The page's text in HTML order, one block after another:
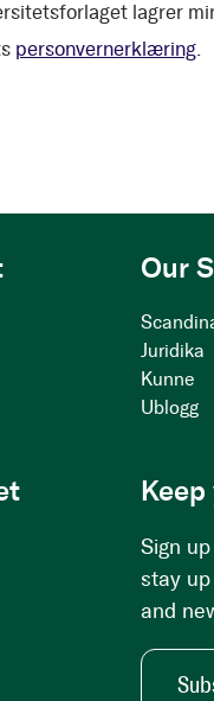
lagrer
personvernerklæring.
Our
Juridika
Kunne
Ublogg
Sign
stay
and